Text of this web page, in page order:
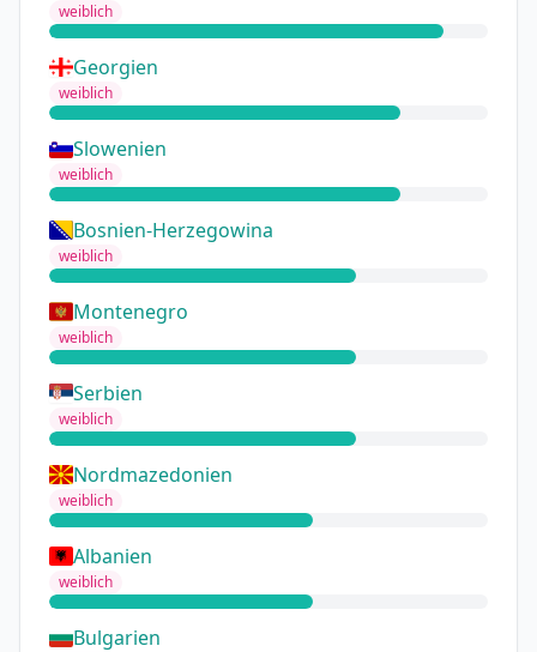
weiblich
Georgien
weiblich
Slowenien
weiblich
Bosnien-Herzegowina
weiblich
Montenegro
weiblich
Serbien
weiblich
Nordmazedonien
weiblich
Albanien
weiblich
Bulgarien